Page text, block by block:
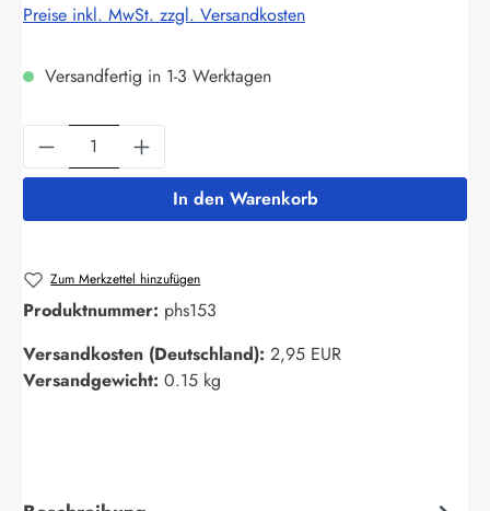
Preise inkl. MwSt. zzgl. Versandkosten
Versandfertig in 1-3 Werktagen
Produkt Anzahl: Gib den gewünschten
In den Warenkorb
Zum Merkzettel hinzufügen
Produktnummer: phs153
Versandkosten (Deutschland): 2,95 EUR
Versandgewicht: 0.15 kg